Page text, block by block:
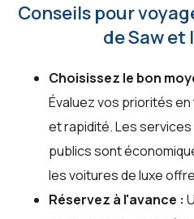
Conseils pour
de Saw et
Choisissez le bon
Évaluez vos priorités
et rapidité. Les
publics sont
les voitures de luxe
Réservez à l'avance :